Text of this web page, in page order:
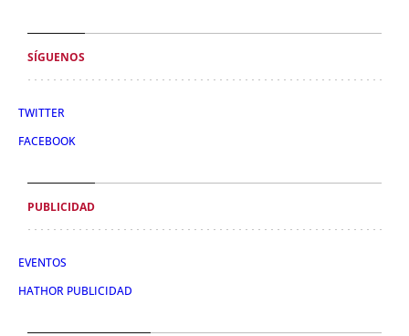
SÍGUENOS
TWITTER
FACEBOOK
PUBLICIDAD
EVENTOS
HATHOR PUBLICIDAD